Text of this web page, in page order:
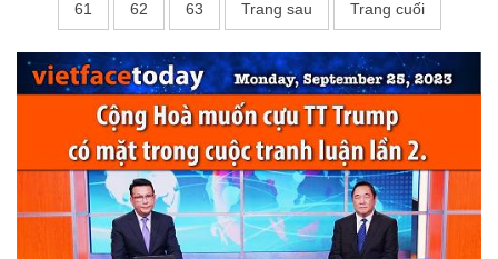
61 62 63 Trang sau Trang cuối